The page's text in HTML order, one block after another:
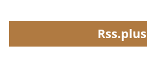
Rss.plus